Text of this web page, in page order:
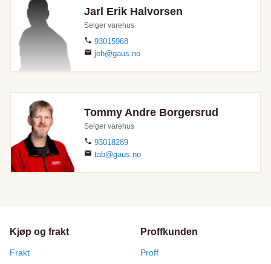
Jarl Erik Halvorsen
Selger varehus
93015968
jeh@gaus.no
Tommy Andre Borgersrud
Selger varehus
93018289
tab@gaus.no
Kjøp og frakt
Frakt
Proffkunden
Proff